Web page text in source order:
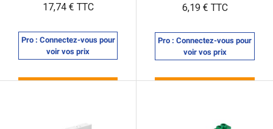
Prix
17,74 € TTC
Pro : Connectez-vous pour
voir vos prix
Prix
6,19 € TTC
Pro : Connectez-vous pour
voir vos prix